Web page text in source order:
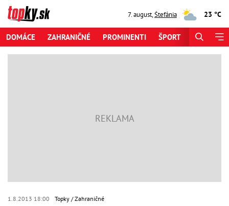
7. august,Štefánia 23 °C
DOMÁCE ZAHRANIČNÉ PROMINENTI ŠPORT
1.8.2013 18:00 Topky Zahraničné